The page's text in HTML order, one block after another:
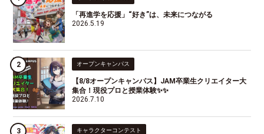
「再進学を応援」“好き”は、未来につながる
2026.5.19
オープンキャンパス
【8/8オープンキャンパス】JAM卒業生クリエイター大
集合！現役プロと授業体験✨✨
2026.7.10
キャラクターコンテスト